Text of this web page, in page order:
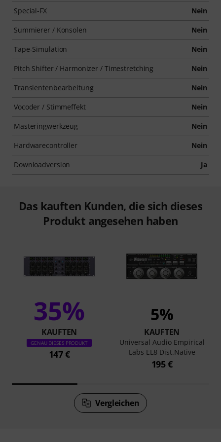
Special-FX Nein
Summierer / Konsolen Nein
Tape-Simulation Nein
Pitch Shifter / Harmonizer / Timestretching Nein
Transientenbearbeitung Nein
Vocoder / Stimmeffekt Nein
Masteringwerkzeug Nein
Hardwarecontroller Nein
Downloadversion Ja
Das kauften Kunden, die sich dieses
Produkt angesehen haben
35%
KAUFTEN
GENAU DIESES PRODUKT
147 €
5%
KAUFTEN
Universal Audio Empirical
Labs EL8 Dist.Native
195 €
Vergleichen